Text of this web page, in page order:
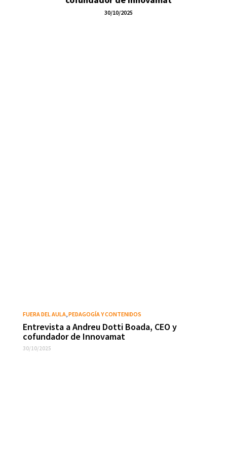
30/10/2025
FUERA DEL AULA,PEDAGOGÍA Y CONTENIDOS
Entrevista a Andreu Dotti Boada, CEO y
cofundador de Innovamat
30/10/2025